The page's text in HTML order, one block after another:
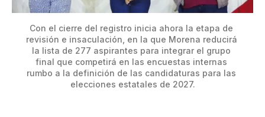
Con el cierre del registro inicia ahora la etapa de
revisión e insaculación, en la que Morena reducirá
la lista de 277 aspirantes para integrar el grupo
final que competirá en las encuestas internas
rumbo a la definición de las candidaturas para las
elecciones estatales de 2027.